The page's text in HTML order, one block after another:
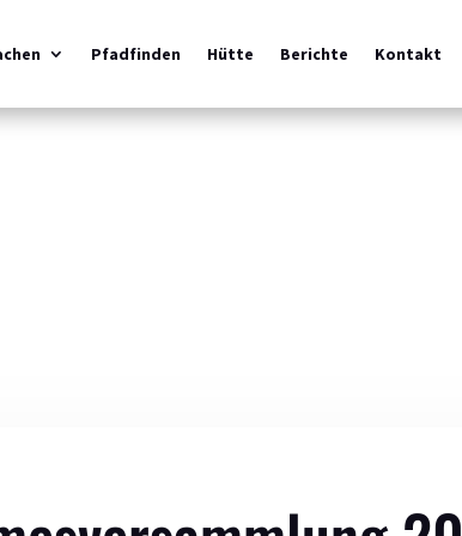
Pfadfinden Hütte Berichte Kontakt